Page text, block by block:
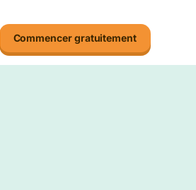
Commencer gratuitement